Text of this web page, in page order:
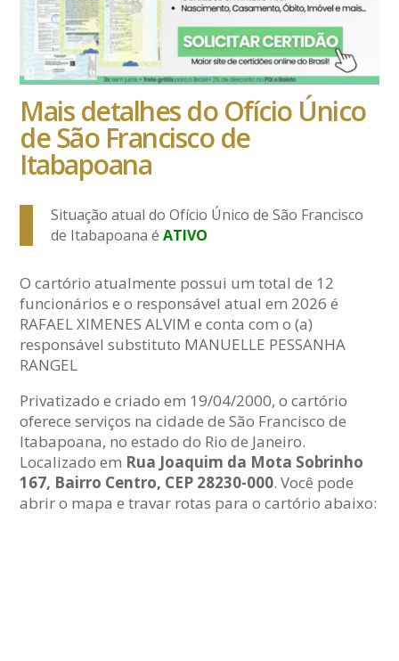
Mais detalhes do Ofício Único
de São Francisco de
Itabapoana
Situação atual do Ofício Único de São Francisco
de Itabapoana éATIVO
O cartório atualmente possui um total de 12
funcionários e o responsável atual em 2026 é
RAFAEL XIMENES ALVIM e conta com o (a)
responsável substituto MANUELLE PESSANHA
RANGEL
Privatizado e criado em 19/04/2000, o cartório
oferece serviços na cidade de São Francisco de
Itabapoana, no estado do Rio de Janeiro.
Localizado em Rua Joaquim da Mota Sobrinho
167, Bairro Centro, CEP 28230-000. Você pode
abrir o mapa e travar rotas para o cartório abaixo: